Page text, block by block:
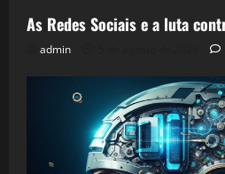
As Redes Sociais e a luta
admin